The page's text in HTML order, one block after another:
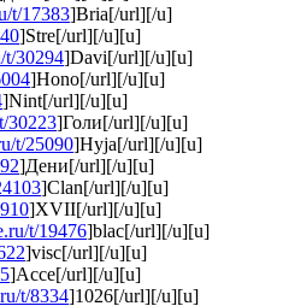
t/17383]Bria[/url][/u]
]Stre[/url][/u][u]
t/30294]Davi[/url][/u][u]
]Hono[/url][/u][u]
]Nint[/url][/u][u]
30223]Голи[/url][/u][u]
t/25090]Hyja[/url][/u][u]
]Дени[/url][/u][u]
]Clan[/url][/u][u]
]XVII[/url][/u][u]
t/19476]blac[/url][/u][u]
]visc[/url][/u][u]
]Acce[/url][/u][u]
t/8334]1026[/url][/u][u]